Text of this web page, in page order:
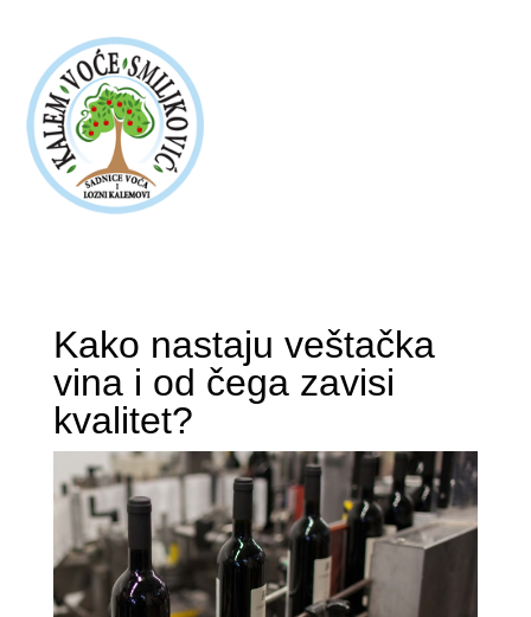
Kako nastaju veštačka
vina i od čega zavisi
kvalitet?